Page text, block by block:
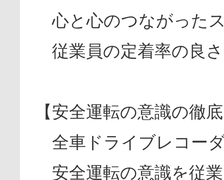
心と心のつながった
従業員の定着率の良
【安全運転の意識の徹
全車ドライブレコー
安全運転の意識を従